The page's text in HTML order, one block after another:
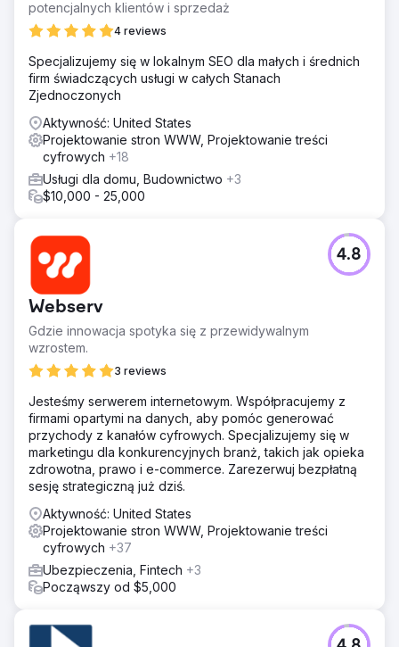
potencjalnych klientów i sprzedaż
4 reviews
Specjalizujemy się w lokalnym SEO dla małych i średnich
firm świadczących usługi w całych Stanach
Zjednoczonych
Aktywność: United States
Projektowanie stron WWW, Projektowanie treści
cyfrowych +18
Usługi dla domu, Budownictwo +3
$10,000 - 25,000
Webserv
Gdzie innowacja spotyka się z przewidywalnym
wzrostem.
3 reviews
4.8
Jesteśmy serwerem internetowym. Współpracujemy z
firmami opartymi na danych, aby pomóc generować
przychody z kanałów cyfrowych. Specjalizujemy się w
marketingu dla konkurencyjnych branż, takich jak opieka
zdrowotna, prawo i e-commerce. Zarezerwuj bezpłatną
sesję strategiczną już dziś.
Aktywność: United States
Projektowanie stron WWW, Projektowanie treści
cyfrowych +37
Ubezpieczenia, Fintech +3
Począwszy od $5,000